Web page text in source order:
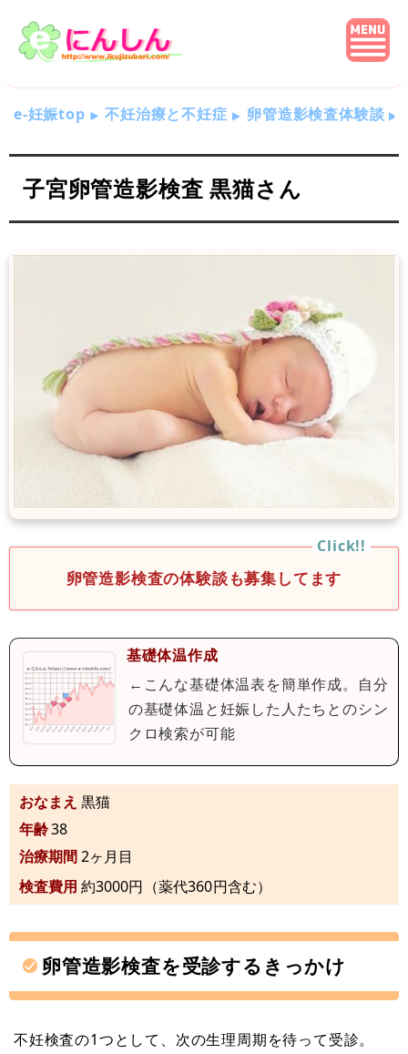
e-妊娠top 不妊治療と不妊症 卵管造影検査体験談
子宮卵管造影検査 黒猫さん
卵管造影検査の体験談も募集してます
基礎体温作成
←こんな基礎体温表を簡単作成。自分
の基礎体温と妊娠した人たちとのシン
クロ検索が可能
おなまえ 黒猫
年齢38
治療期間2ヶ月目
検査費用 約3000円（薬代360円含む）
卵管造影検査を受診するきっかけ
不妊検査の1つとして、次の生理周期を待って受診。